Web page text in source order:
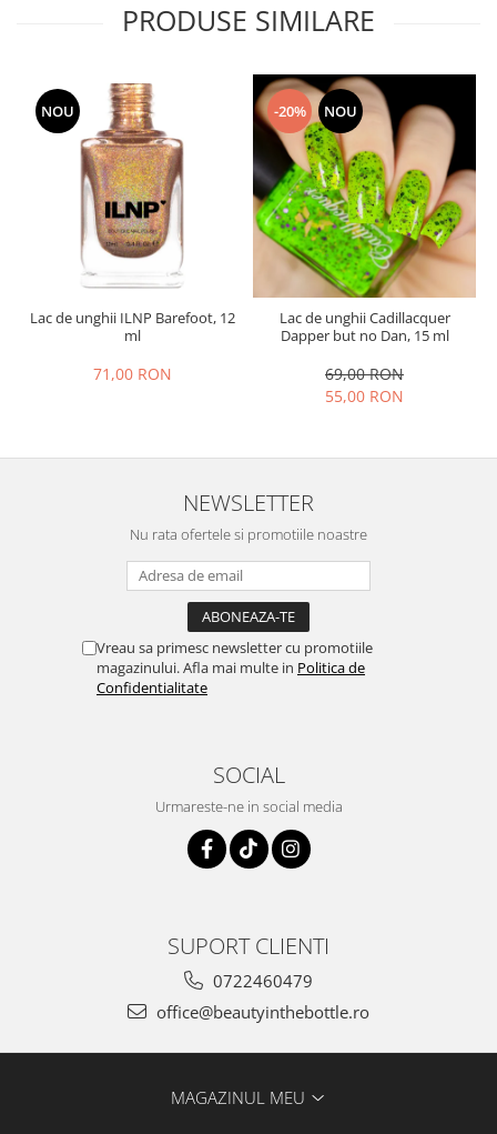
PRODUSE SIMILARE
NOU
Lac de unghii ILNP Barefoot, 12
ml
71,00 RON
-20% NOU
Lac de unghii Cadillacquer
Dapper but no Dan, 15 ml
69,00 RON
55,00 RON
NEWSLETTER
Nu rata ofertele si promotiile noastre
Vreau sa primesc newsletter cu promotiile
magazinului. Afla mai multe in Politica de
Confidentialitate
SOCIAL
Urmareste-ne in social media
SUPORT CLIENTI
0722460479
office@beautyinthebottle.ro
MAGAZINUL MEU